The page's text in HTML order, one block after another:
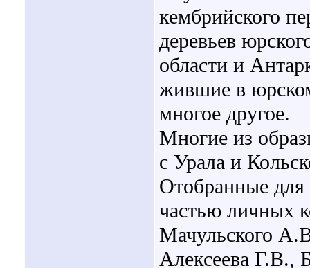
кембрийского
деревьев
области и
жившие в
многое другое.
Многие из
с Урала и
Отобранные
частью личных
Мачульского
Алексеева Г.В.,